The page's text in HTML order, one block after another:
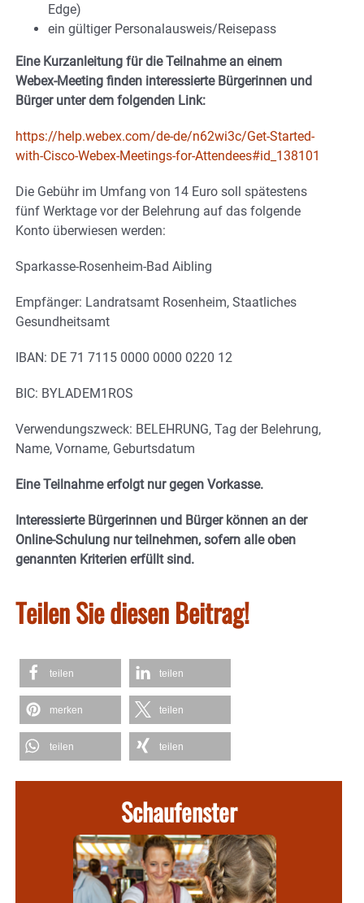
Edge)
ein gültiger Personalausweis/Reisepass
Eine Kurzanleitung für die Teilnahme an einem
Webex-Meeting finden interessierte Bürgerinnen und
Bürger unter dem folgenden Link:
https://help.webex.com/de-de/n62wi3c/Get-Started-
with-Cisco-Webex-Meetings-for-Attendees#id_138101
Die Gebühr im Umfang von 14 Euro soll spätestens
fünf Werktage vor der Belehrung auf das folgende
Konto überwiesen werden:
Sparkasse-Rosenheim-Bad Aibling
Empfänger: Landratsamt Rosenheim, Staatliches
Gesundheitsamt
IBAN: DE 71 7115 0000 0000 0220 12
BIC: BYLADEM1ROS
Verwendungszweck: BELEHRUNG, Tag der Belehrung,
Name, Vorname, Geburtsdatum
Eine Teilnahme erfolgt nur gegen Vorkasse.
Interessierte Bürgerinnen und Bürger können an der
Online-Schulung nur teilnehmen, sofern alle oben
genannten Kriterien erfüllt sind.
Teilen Sie diesen Beitrag!
teilen teilen
merken teilen
teilen teilen
Schaufenster